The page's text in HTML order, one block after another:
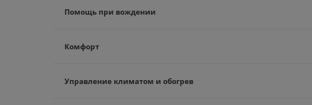
Помощь при вождении
Комфорт
Управление климатом и обогрев